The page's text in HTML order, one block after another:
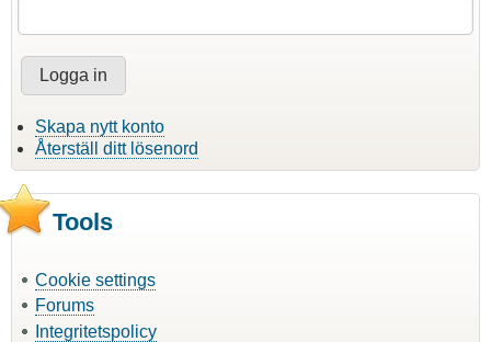
Skapa nytt konto
Återställ ditt lösenord
Tools
Cookie settings
Forums
Integritetspolicy